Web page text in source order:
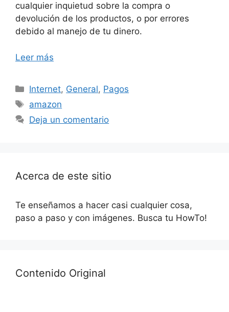
cualquier inquietud sobre la compra o
devolución de los productos, o por errores
debido al manejo de tu dinero.
Leer más
Categorías
Internet, General, Pagos
Etiquetas
amazon
Deja un comentario
Acerca de este sitio
Te enseñamos a hacer casi cualquier cosa,
paso a paso y con imágenes. Busca tu HowTo!
Contenido Original